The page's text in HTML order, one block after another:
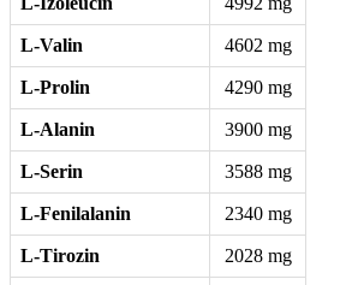
L-Valin 4602 mg
L-Prolin 4290 mg
L-Alanin 3900 mg
L-Serin 3588 mg
L-Fenilalanin 2340 mg
L-Tirozin 2028 mg